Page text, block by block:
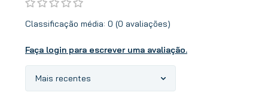
Classificação média: 0 (0 avaliações)
Faça login para escrever uma avaliação.
Mais recentes